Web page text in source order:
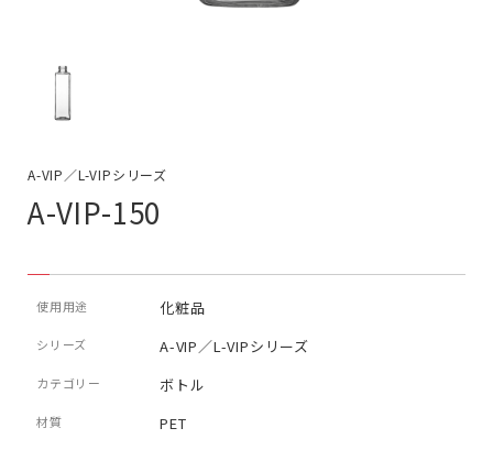
A-VIP／L-VIPシリーズ
A-VIP-150
使用用途 化粧品
シリーズ A-VIP／L-VIPシリーズ
カテゴリー ボトル
材質 PET